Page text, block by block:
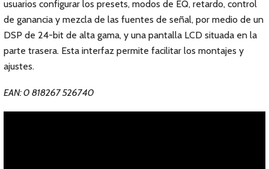
usuarios configurar los presets, modos de EQ, retardo, control
de ganancia y mezcla de las fuentes de señal, por medio de un
DSP de 24-bit de alta gama, y una pantalla LCD situada en la
parte trasera. Esta interfaz permite facilitar los montajes y
ajustes.
EAN: 0 818267 526740